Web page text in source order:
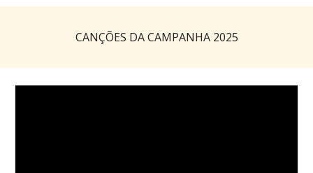
CANÇÕES DA CAMPANHA 2025